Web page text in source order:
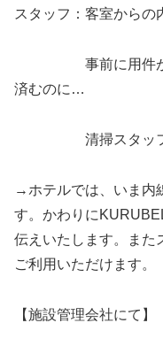
スタッフ：客室から
事前に用件が把
済むのに…
清掃スタッフに
→ホテルでは、いま内
す。かわりに
伝えいたします。また
ご利用いただけます。
【施設管理会社にて】